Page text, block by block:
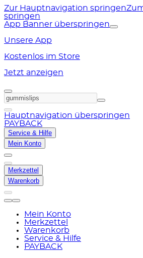
Zur Hauptnavigation springen
springen
App Banner überspringen
Unsere App
Kostenlos im Store
Jetzt anzeigen
Hauptnavigation überspringen
PAYBACK
Service & Hilfe
Mein Konto
Merkzettel
Warenkorb
Mein Konto
Merkzettel
Warenkorb
Service & Hilfe
PAYBACK